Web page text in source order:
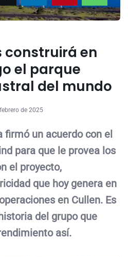
construirá en
el parque
del mundo
de 2025
firmó un acuerdo con el
para que le provea los
el proyecto,
que hoy genera en
en Cullen. Es
del grupo que
así.